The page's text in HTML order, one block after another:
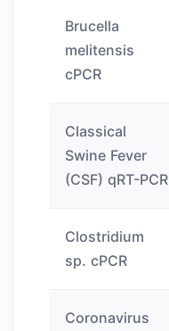
Brucella
melitensis
cPCR
Classical
Swine Fever
(CSF) qRT-PCR
Clostridium
sp. cPCR
Coronavirus